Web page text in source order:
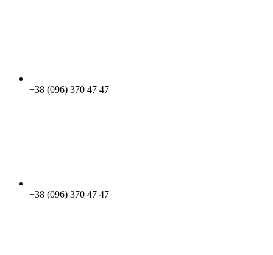
+38 (096) 370 47 47
+38 (096) 370 47 47